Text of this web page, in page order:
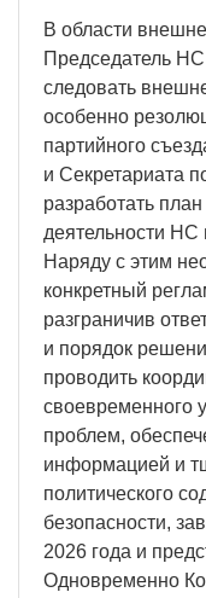
В области
Председатель
следовать
особенно
партийного
и Секретариата
разработать
деятельности НС
Наряду с этим
конкретный
разграничив
и порядок
проводить
своевременного
проблем,
информацией и
политического
безопасности,
2026 года и
Одновременно